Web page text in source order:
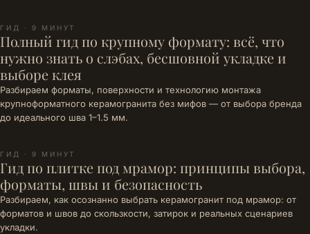
ГИД · 9 МИНУТ
Полный гид по крупному формату: всё, что
нужно знать о слэбах, бесшовной укладке и
выборе клея
Разбираем форматы, поверхности и технологию монтажа
крупноформатного керамогранита без мифов — от выбора бренда
до идеального шва 1–1.5 мм.
ГИД · 9 МИНУТ
Гид по плитке под мрамор: принципы выбора,
форматы, швы и безопасность
Разбираем, как осознанно выбрать керамогранит под мрамор: от
форматов и швов до скользкости, затирок и реальных сценариев
укладки.